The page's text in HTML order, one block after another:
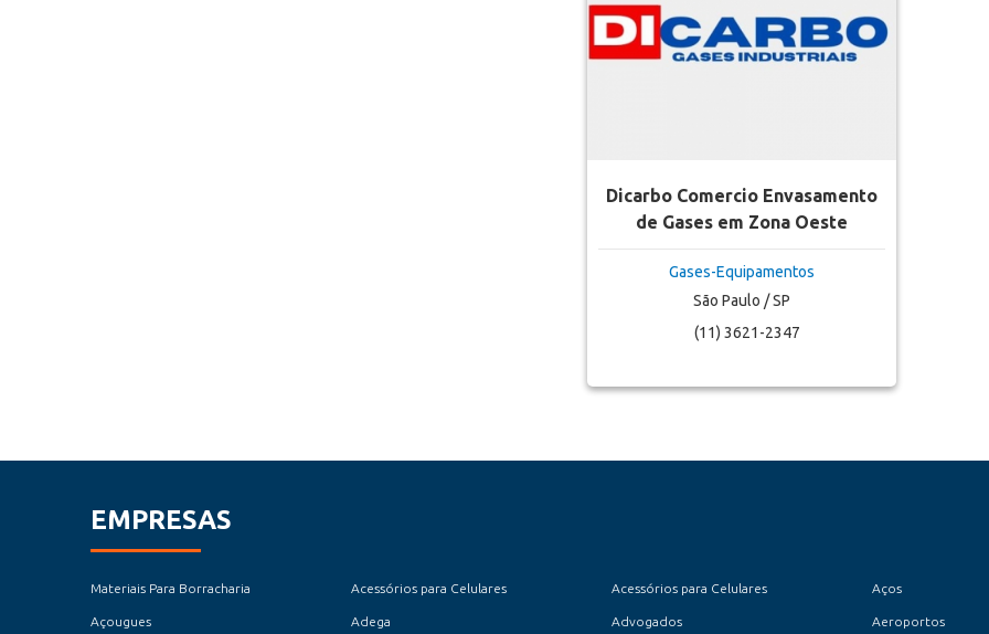
Dicarbo Comercio Envasamento
de Gases em Zona Oeste
Gases-Equipamentos
São Paulo / SP
(11) 3621-2347
EMPRESAS
Materiais Para Borracharia Acessórios para Celulares Acessórios para Celulares Aços
Açougues Adega Advogados Aeroportos